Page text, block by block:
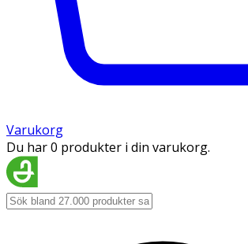
Varukorg
Du har 0 produkter i din varukorg.